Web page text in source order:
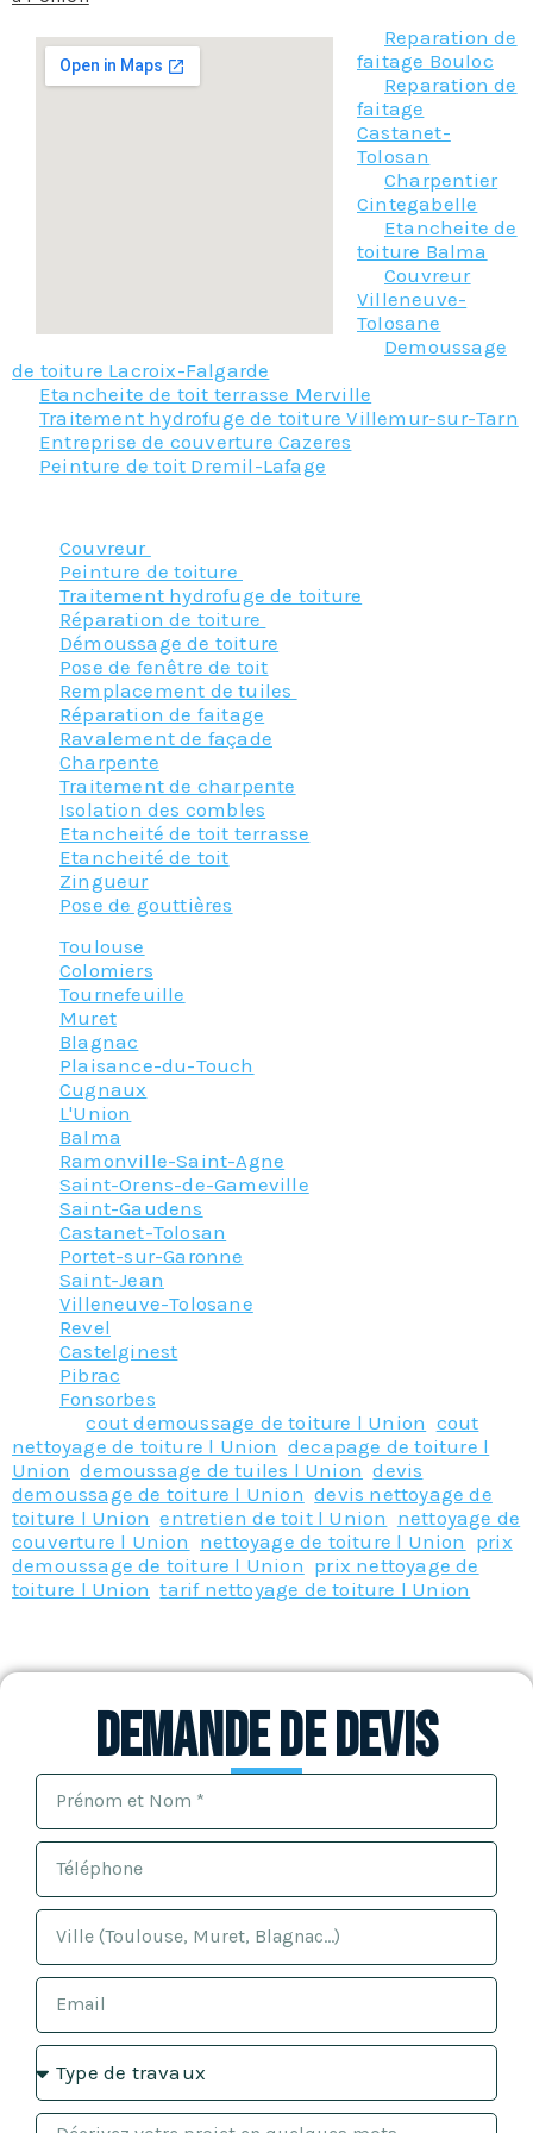
Reparation de
faitage Bouloc
Reparation de
faitage
Castanet-
Tolosan
Charpentier
Cintegabelle
Etancheite de
toiture Balma
Couvreur
Villeneuve-
Tolosane
Demoussage
de toiture Lacroix-Falgarde
Etancheite de toit terrasse Merville
Traitement hydrofuge de toiture Villemur-sur-Tarn
Entreprise de couverture Cazeres
Peinture de toit Dremil-Lafage
Couvreur
Peinture de toiture
Traitement hydrofuge de toiture
Réparation de toiture
Démoussage de toiture
Pose de fenêtre de toit
Remplacement de tuiles
Réparation de faitage
Ravalement de façade
Charpente
Traitement de charpente
Isolation des combles
Etancheité de toit terrasse
Etancheité de toit
Zingueur
Pose de gouttières
Toulouse
Colomiers
Tournefeuille
Muret
Blagnac
Plaisance-du-Touch
Cugnaux
L'Union
Balma
Ramonville-Saint-Agne
Saint-Orens-de-Gameville
Saint-Gaudens
Castanet-Tolosan
Portet-sur-Garonne
Saint-Jean
Villeneuve-Tolosane
Revel
Castelginest
Pibrac
Fonsorbes
Taggedcout demoussage de toiture l Union cout
nettoyage de toiture l Union ,decapage de toiture l
Union ,demoussage de tuiles l Union ,devis
demoussage de toiture l Union ,devis nettoyage de
toiture l Union ,entretien de toit l Union nettoyage de
couverture l Union nettoyage de toiture l Union prix
demoussage de toiture l Union prix nettoyage de
toiture l Union ,tarif nettoyage de toiture l Union
Demande de devis